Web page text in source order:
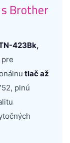
Brother
423Bk,
tlač až
plnú